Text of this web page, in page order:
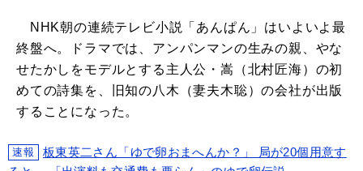
NHK朝の連続テレビ小説「あんぱん」はいよいよ最
終盤へ。ドラマでは、アンパンマンの生みの親、やな
せたかしをモデルとする主人公・嵩（北村匠海）の初
めての詩集を、旧知の八木（妻夫木聡）の会社が出版
することになった。
速報
板東英二さん「ゆで卵おまへんか？」 局が20個用意す